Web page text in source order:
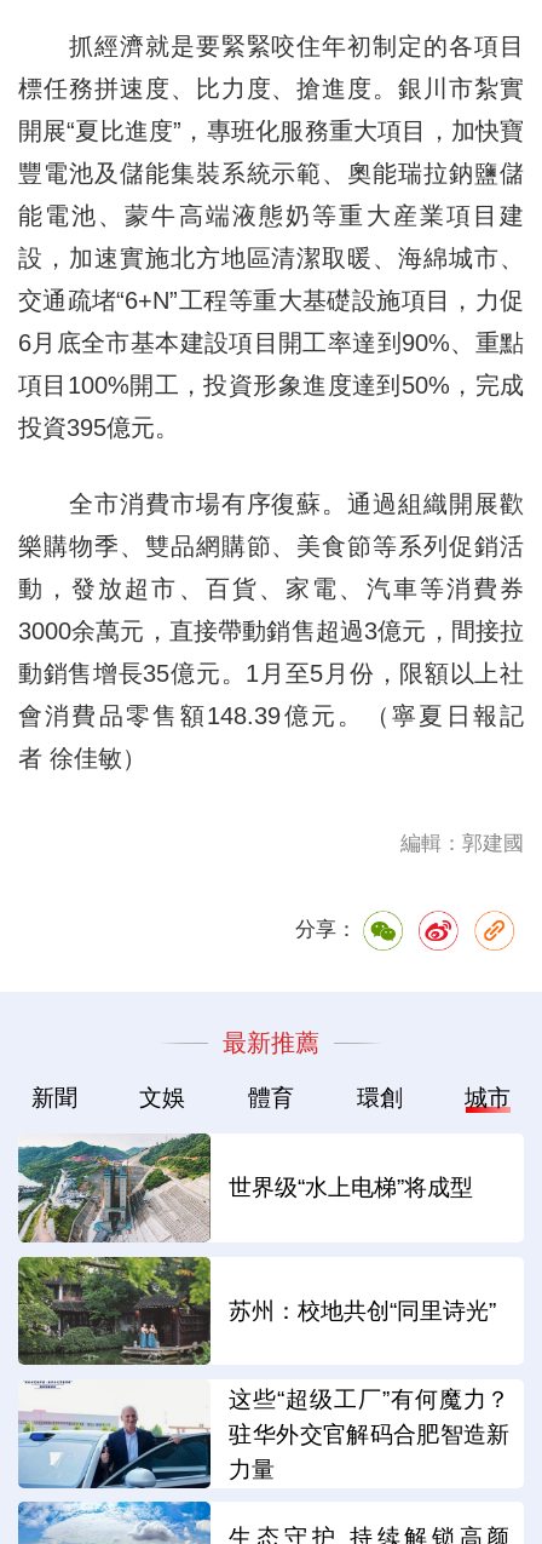
抓經濟就是要緊緊咬住年初制定的各項目
標任務拼速度、比力度、搶進度。銀川市紮實
開展“夏比進度”，專班化服務重大項目，加快寶
豐電池及儲能集裝系統示範、奧能瑞拉鈉鹽儲
能電池、蒙牛高端液態奶等重大産業項目建
設，加速實施北方地區清潔取暖、海綿城市、
交通疏堵“6+N”工程等重大基礎設施項目，力促
6月底全市基本建設項目開工率達到90%、重點
項目100%開工，投資形象進度達到50%，完成
投資395億元。
全市消費市場有序復蘇。通過組織開展歡
樂購物季、雙品網購節、美食節等系列促銷活
動，發放超市、百貨、家電、汽車等消費券
3000余萬元，直接帶動銷售超過3億元，間接拉
動銷售增長35億元。1月至5月份，限額以上社
會消費品零售額148.39億元。（寧夏日報記
者 徐佳敏）
編輯：郭建國
分享：
最新推薦
新聞 文娛 體育 環創 城市
世界级“水上电梯”将成型
苏州：校地共创“同里诗光”
这些“超级工厂”有何魔力？
驻华外交官解码合肥智造新
力量
生态守护 持续解锁高颜